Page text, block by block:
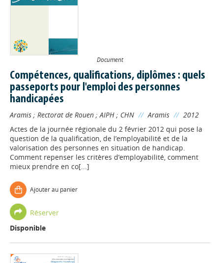
Document
Compétences, qualifications, diplômes : quels
passeports pour l'emploi des personnes
handicapées
Aramis ; Rectorat de Rouen ;AIPH ; CHN // Aramis // 2012
Actes de la journée régionale du 2 février 2012 qui pose la
question de la qualification, de l’employabilité et de la
valorisation des personnes en situation de handicap.
Comment repenser les critères d’employabilité, comment
mieux prendre en co[...]
Ajouter au panier
Réserver
Disponible